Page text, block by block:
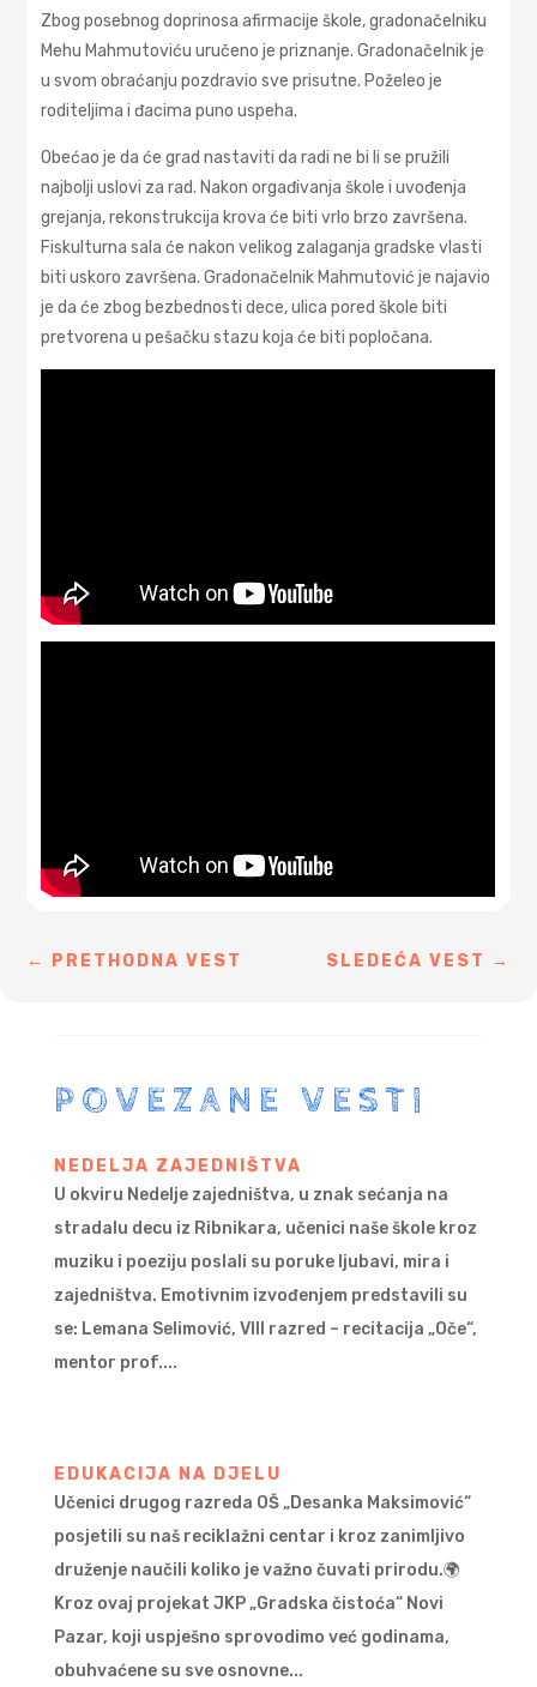
Zbog posebnog doprinosa afirmacije škole, gradonačelniku
Mehu Mahmutoviću uručeno je priznanje. Gradonačelnik je
u svom obraćanju pozdravio sve prisutne. Poželeo je
roditeljima i đacima puno uspeha.
Obećao je da će grad nastaviti da radi ne bi li se pružili
najbolji uslovi za rad. Nakon orgađivanja škole i uvođenja
grejanja, rekonstrukcija krova će biti vrlo brzo završena.
Fiskulturna sala će nakon velikog zalaganja gradske vlasti
biti uskoro završena. Gradonačelnik Mahmutović je najavio
je da će zbog bezbednosti dece, ulica pored škole biti
pretvorena u pešačku stazu koja će biti popločana.
← PRETHODNA VEST SLEDEĆA VEST →
POVEZANE VESTI
NEDELJA ZAJEDNIŠTVA
U okviru Nedelje zajedništva, u znak sećanja na
stradalu decu iz Ribnikara, učenici naše škole kroz
muziku i poeziju poslali su poruke ljubavi, mira i
zajedništva. Emotivnim izvođenjem predstavili su
se: Lemana Selimović, VIII razred – recitacija „Oče“,
mentor prof....
EDUKACIJA NA DJELU
Učenici drugog razreda OŠ „Desanka Maksimović“
posjetili su naš reciklažni centar i kroz zanimljivo
druženje naučili koliko je važno čuvati prirodu.🌍
Kroz ovaj projekat JKP „Gradska čistoća“ Novi
Pazar, koji uspješno sprovodimo već godinama,
obuhvaćene su sve osnovne...